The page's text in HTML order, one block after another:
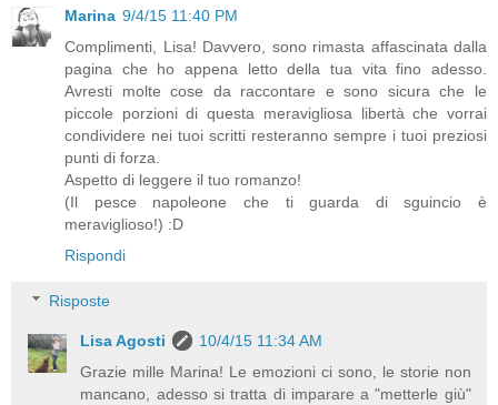
Marina 9/4/15 11:40 PM
Complimenti, Lisa! Davvero, sono rimasta affascinata dalla
pagina che ho appena letto della tua vita fino adesso.
Avresti molte cose da raccontare e sono sicura che le
piccole porzioni di questa meravigliosa libertà che vorrai
condividere nei tuoi scritti resteranno sempre i tuoi preziosi
punti di forza.
Aspetto di leggere il tuo romanzo!
(Il pesce napoleone che ti guarda di sguincio è
meraviglioso!) :D
Rispondi
Risposte
Lisa Agosti
10/4/15 11:34 AM
Grazie mille Marina! Le emozioni ci sono, le storie non
mancano, adesso si tratta di imparare a "metterle giù"